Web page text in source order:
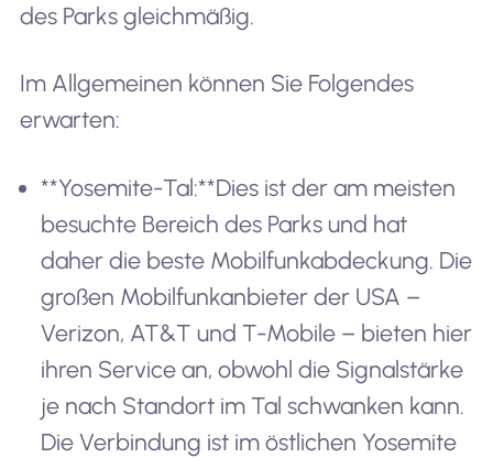
des Parks gleichmäßig.
Im Allgemeinen können Sie Folgendes
erwarten:
**Yosemite-Tal:**Dies ist der am meisten
besuchte Bereich des Parks und hat
daher die beste Mobilfunkabdeckung. Die
großen Mobilfunkanbieter der USA –
Verizon, AT&T und T-Mobile – bieten hier
ihren Service an, obwohl die Signalstärke
je nach Standort im Tal schwanken kann.
Die Verbindung ist im östlichen Yosemite